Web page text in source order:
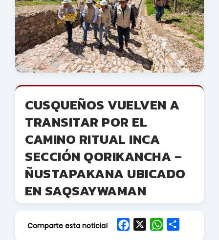
CUSQUEÑOS VUELVEN A
TRANSITAR POR EL
CAMINO RITUAL INCA
SECCIÓN QORIKANCHA –
ÑUSTAPAKANA UBICADO
EN SAQSAYWAMAN
Comparte esta noticia!
W